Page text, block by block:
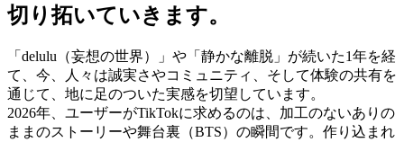
切り拓いていきます。
「delulu（妄想の世界）」や「静かな離脱」が続いた1年を経
て、今、人々は誠実さやコミュニティ、そして体験の共有を
通じて、地に足のついた実感を切望しています。
2026年、ユーザーがTikTokに求めるのは、加工のないありの
ままのストーリーや舞台裏（BTS）の瞬間です。作り込まれ